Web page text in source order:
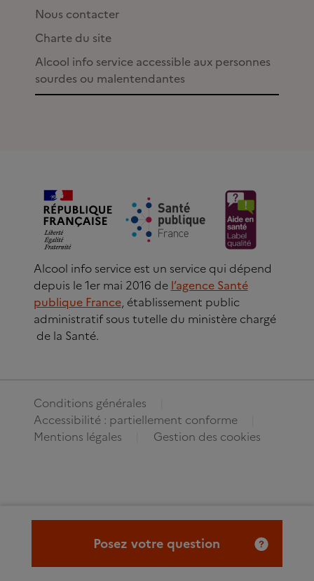
Posez votre question
Nous contacter
Charte du site
Alcool info service accessible aux personnes
sourdes ou malentendantes
Alcool info service est un service qui dépend
depuis le 1er mai 2016 de l’agence Santé
publique France, établissement public
administratif sous tutelle du ministère chargé
de la Santé.
Conditions générales
Accessibilité : partiellement conforme
Mentions légales
Gestion des cookies